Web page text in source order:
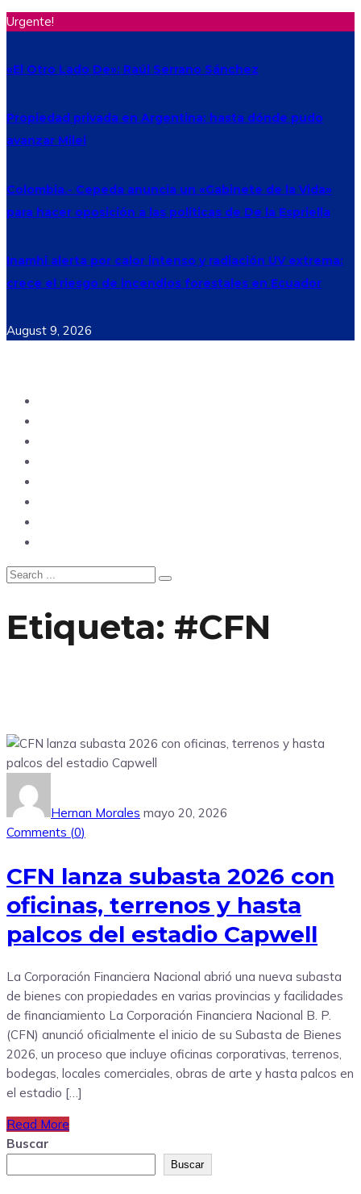
Urgente!
«El Otro Lado De»: Raúl Serrano Sánchez
Propiedad privada en Argentina: hasta dónde pudo
avanzar Milei
Colombia.- Cepeda anuncia un «Gabinete de la Vida»
para hacer oposición a las políticas de De la Espriella
Inamhi alerta por calor intenso y radiación UV extrema:
crece el riesgo de incendios forestales en Ecuador
August 9, 2026
Etiqueta: #CFN
Hernan Morales mayo 20, 2026
Comments (0)
CFN lanza subasta 2026 con
oficinas, terrenos y hasta
palcos del estadio Capwell
La Corporación Financiera Nacional abrió una nueva subasta
de bienes con propiedades en varias provincias y facilidades
de financiamiento La Corporación Financiera Nacional B. P.
(CFN) anunció oficialmente el inicio de su Subasta de Bienes
2026, un proceso que incluye oficinas corporativas, terrenos,
bodegas, locales comerciales, obras de arte y hasta palcos en
el estadio […]
Read More
Buscar
Buscar